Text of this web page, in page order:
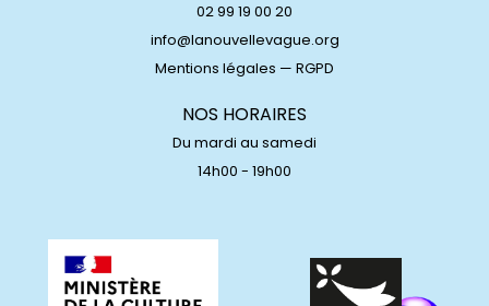
02 99 19 00 20
info@lanouvellevague.org
Mentions légales — RGPD
NOS HORAIRES
Du mardi au samedi
14h00 - 19h00